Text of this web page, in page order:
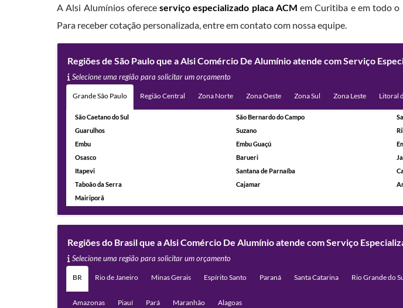
A Alsi Alumínios ofereceserviço especializado placa ACM em Curitiba e em todo o
Para receber cotação personalizada, entre em contato com nossa equipe.
Regiões de São Paulo que a Alsi Comércio De Alumínio atende com Serviço
Selecione uma região para solicitar um orçamento
Grande São Paulo Região Central Zona Norte Zona Oeste Zona Sul Zona Leste Litoral
São Caetano do Sul São Bernardo do Campo
Guarulhos
Suzano
Embu
Embu Guaçú
Osasco
Barueri
Itapevi
Santana de Parnaíba
Taboão da Serra
Cajamar
Mairiporã
Regiões do Brasil que a Alsi Comércio De Alumínio atende com Serviço
Selecione uma região para solicitar um orçamento
BR Rio de Janeiro Minas Gerais Espírito Santo Paraná Santa Catarina Rio Grande do
Amazonas Piauí Pará Maranhão Alagoas